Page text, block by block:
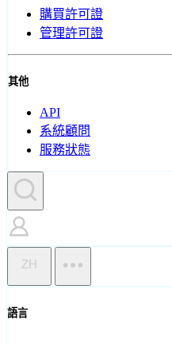
購買許可證
管理許可證
其他
API
系統顧問
服務狀態
ZH
語言